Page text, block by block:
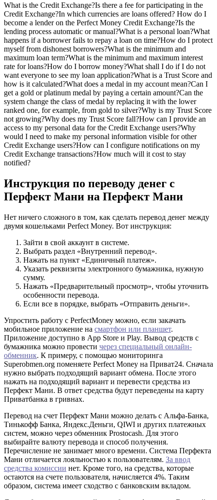
What is the Credit Exchange?Is there a fee for participating in the
Credit Exchange?In which currencies are loans offered? How do I
become a lender on the Perfect Money Credit Exchange?Is the
lending process automatic or manual?What is a personal loan?What
happens if a borrower fails to repay a loan on time?How do I protect
myself from dishonest borrowers?What is the minimum and
maximum loan term?What is the minimum and maximum interest
rate for loans?How do I borrow money?What shall I do if I do not
want everyone to see my loan application?What is a Trust Score and
how is it calculated?What does a medal in my account mean?Can I
get a gold or platinum medal by paying a certain amount?Can the
system change the class of medal by replacing it with the lower
ranked one, for example, from gold to silver?Why is my Trust Score
not growing?Why does my Trust Score fall?How can I provide an
access to my personal data for the Credit Exchange users?Why
would I need to make my personal information visible for other
Credit Exchange users?How can I configure notifications on my
Credit Exchange transactions?How much will it cost to stay
notified?
Инструкция по переводу денег с
Перфект Мани на Перфект Мани
Нет ничего сложного в том, как сделать перевод денег между
двумя кошельками Perfect Money. Вот инструкция:
Зайти в свой аккаунт в системе.
Выбрать раздел «Внутренний перевод».
Нажать на пункт «Единичный платеж».
Указать реквизиты электронного бумажника, нужную
сумму.
Нажать «Предварительный просмотр», чтобы уточнить
особенности перевода.
Если все в порядке, выбрать «Отправить деньги».
Упростить работу с PerfectMoney можно, если закачать
мобильное приложение на смартфон или планшет.
Приложение доступно в App Store и Play. Вывод средств с
бумажника можно провести через специальный онлайн-
обменник. К примеру, с помощью мониторинга
Superobmen.org поменяете Perfect Money на Приват24. Сначала
нужно выбрать подходящий вариант обмена. После этого
нажать на подходящий вариант и перевести средства из
Перфект Мани. В ответ средства будут переведены на карту
Приватбанка в гривнах.
Перевод на счет Перфект Мани можно делать с Альфа-Банка,
Тинькофф Банка, Яндекс.Деньги, QIWI и других платежных
систем, можно через обменник Prostocash. Для этого
выбирайте валюту перевода и способ получения.
Перечисление не занимает много времени. Система Перфекта
Мани отличается лояльностью к пользователям. За ввод
средства комиссии нет. Кроме того, на средства, которые
остаются на счете пользователя, начисляется 4%. Таким
образом, система имеет сходство с банковским вкладом.